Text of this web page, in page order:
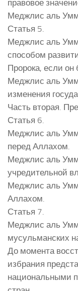
правовое
Меджлис аль
Статья 5.
Меджлис аль
способом
Пророка, если он
Меджлис аль
изменения
Часть вторая.
Статья 6.
Меджлис аль
перед Аллахом.
Меджлис аль
учредительной
Меджлис аль
Аллахом.
Статья 7.
Меджлис аль
мусульманских
До момента
избрания
национальными